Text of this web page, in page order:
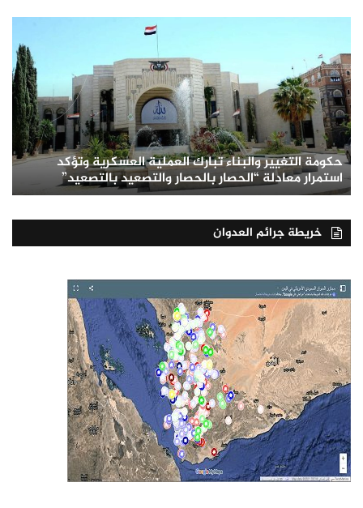
حكومة التغيير والبناء تبارك العملية العسكرية وتؤكد
استمرار معادلة “الحصار بالحصار والتصعيد بالتصعيد”
خريطة جرائم العدوان